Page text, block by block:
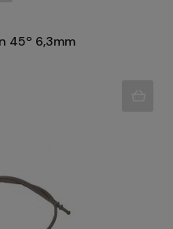
45º 6,3mm